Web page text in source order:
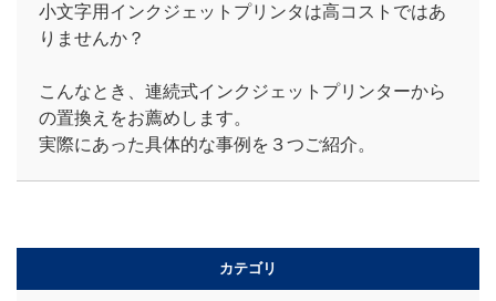
小文字用インクジェットプリンタは高コストではあ
りませんか？
こんなとき、連続式インクジェットプリンターから
の置換えをお薦めします。
実際にあった具体的な事例を３つご紹介。
カテゴリ